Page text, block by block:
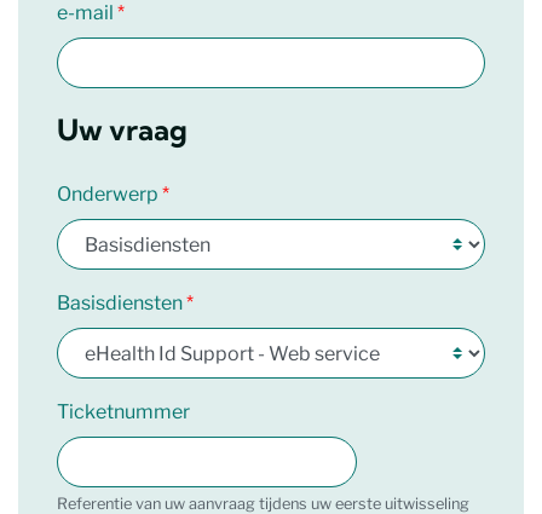
e-mail
Uw vraag
Onderwerp
Basisdiensten
Ticketnummer
Referentie van uw aanvraag tijdens uw eerste uitwisseling